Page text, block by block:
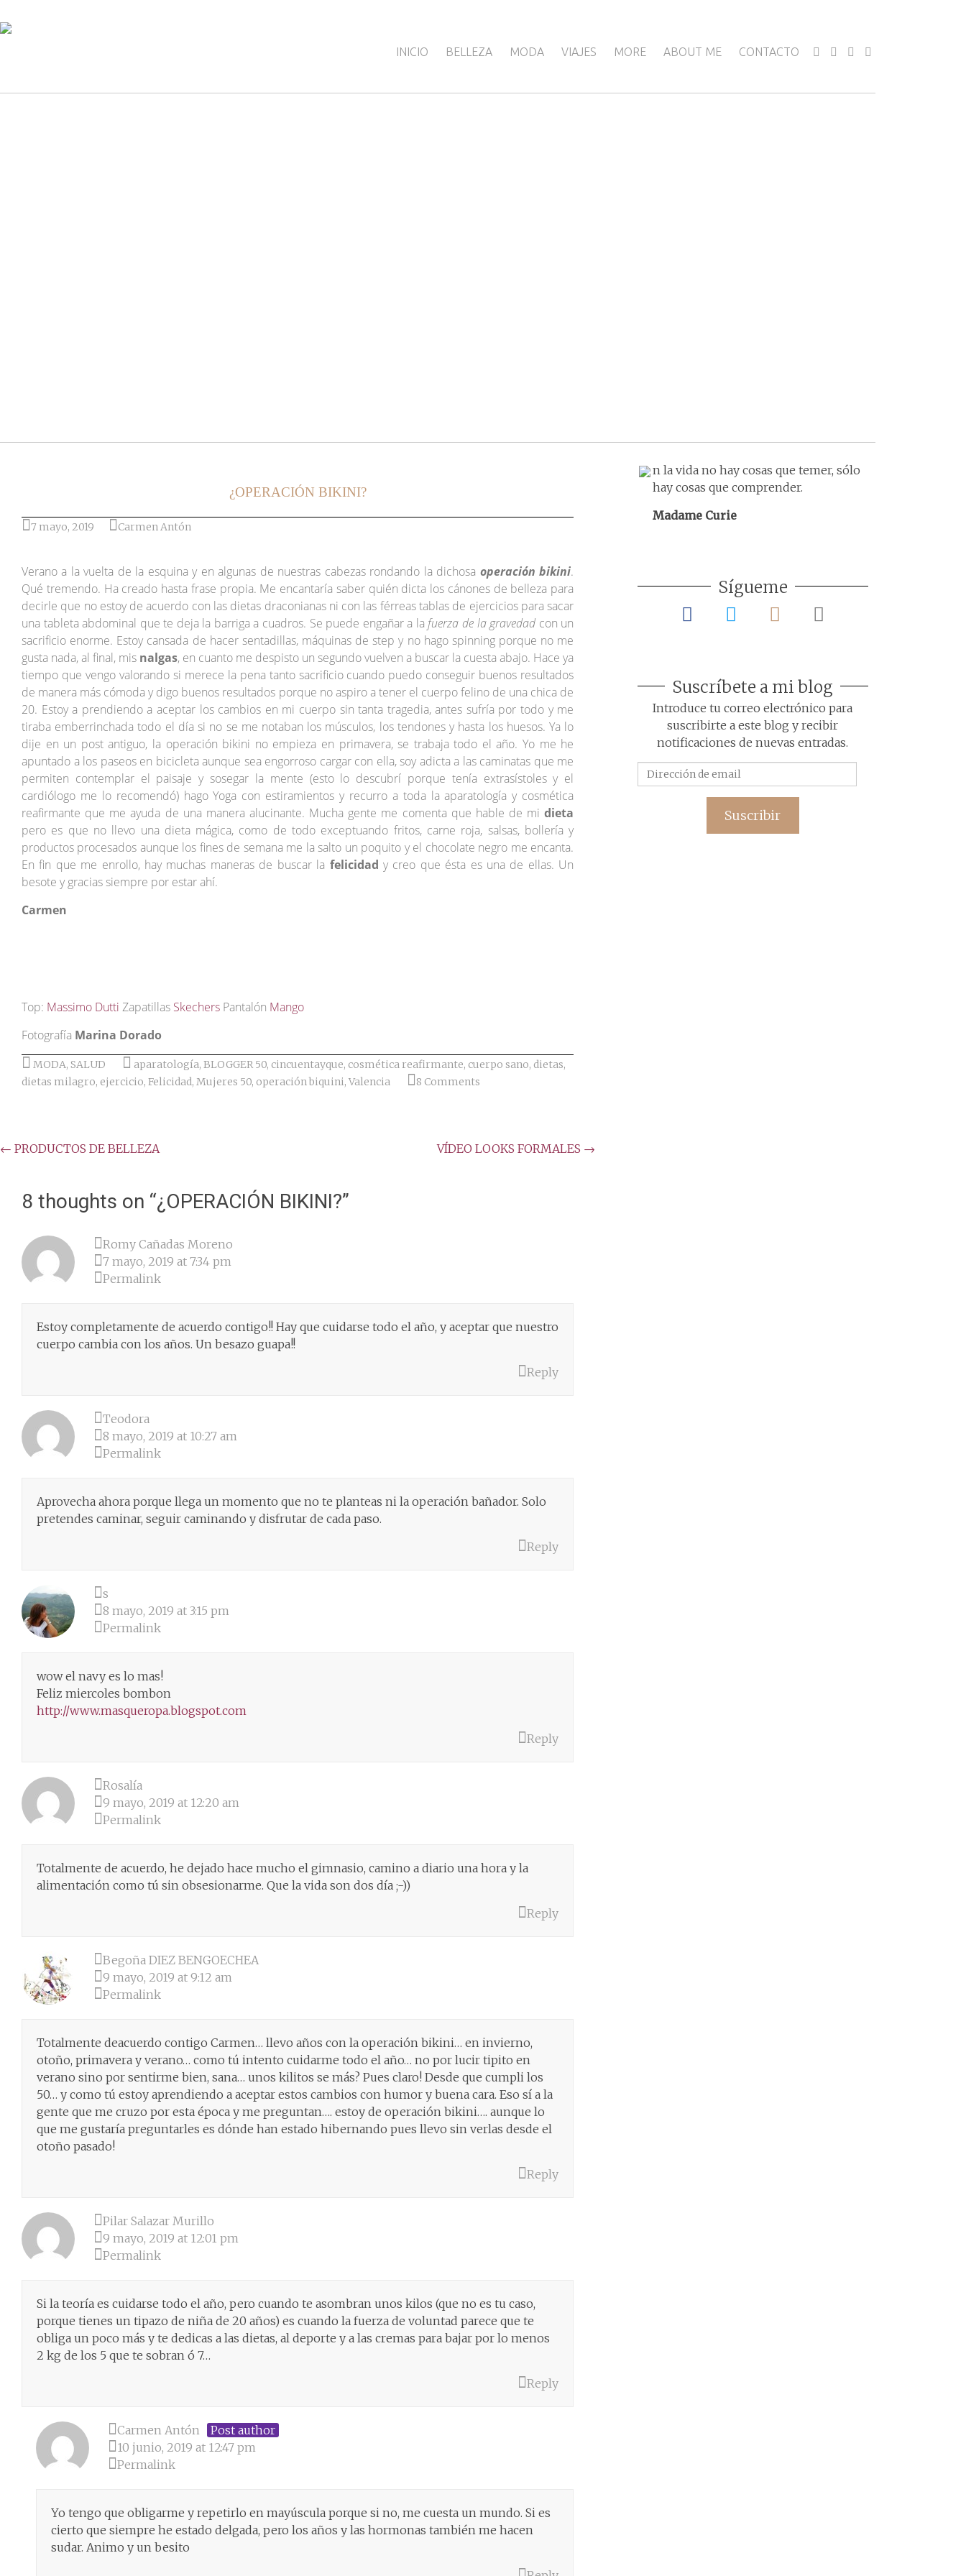
INICIO BELLEZA MODA VIAJES MORE ABOUT ME CONTACTO
¿OPERACIÓN BIKINI?
7 mayo, 2019 Carmen Antón
Verano a la vuelta de la esquina y en algunas de nuestras cabezas rondando la dichosa operación bikini.
Qué tremendo. Ha creado hasta frase propia. Me encantaría saber quién dicta los cánones de belleza para
decirle que no estoy de acuerdo con las dietas draconianas ni con las férreas tablas de ejercicios para sacar
una tableta abdominal que te deja la barriga a cuadros. Se puede engañar a la fuerza de la gravedad con un
sacrificio enorme. Estoy cansada de hacer sentadillas, máquinas de step y no hago spinning porque no me
gusta nada, al final, mis nalgas, en cuanto me despisto un segundo vuelven a buscar la cuesta abajo. Hace ya
tiempo que vengo valorando si merece la pena tanto sacrificio cuando puedo conseguir buenos resultados
de manera más cómoda y digo buenos resultados porque no aspiro a tener el cuerpo felino de una chica de
20. Estoy a prendiendo a aceptar los cambios en mi cuerpo sin tanta tragedia, antes sufría por todo y me
tiraba emberrinchada todo el día si no se me notaban los músculos, los tendones y hasta los huesos. Ya lo
dije en un post antiguo, la operación bikini no empieza en primavera, se trabaja todo el año. Yo me he
apuntado a los paseos en bicicleta aunque sea engorroso cargar con ella, soy adicta a las caminatas que me
permiten contemplar el paisaje y sosegar la mente (esto lo descubrí porque tenía extrasístoles y el
cardiólogo me lo recomendó) hago Yoga con estiramientos y recurro a toda la aparatología y cosmética
reafirmante que me ayuda de una manera alucinante. Mucha gente me comenta que hable de mi dieta
pero es que no llevo una dieta mágica, como de todo exceptuando fritos, carne roja, salsas, bollería y
productos procesados aunque los fines de semana me la salto un poquito y el chocolate negro me encanta.
En fin que me enrollo, hay muchas maneras de buscar la felicidad y creo que ésta es una de ellas. Un
besote y gracias siempre por estar ahí.
Carmen
Top: Massimo Dutti Zapatillas Skechers Pantalón Mango
Fotografía Marina Dorado
MODA, SALUD aparatología, BLOGGER 50, cincuentayque, cosmética reafirmante, cuerpo sano, dietas,
dietas milagro, ejercicio, Felicidad, Mujeres 50, operación biquini, Valencia 8 Comments
Post
← PRODUCTOS DE BELLEZA VÍDEO LOOKS FORMALES →
8 thoughts on “¿OPERACIÓN BIKINI?”
Romy Cañadas Moreno
7 mayo, 2019 at 7:34 pm
Permalink
Estoy completamente de acuerdo contigo!! Hay que cuidarse todo el año, y aceptar que nuestro
cuerpo cambia con los años. Un besazo guapa!!
Reply
Teodora
8 mayo, 2019 at 10:27 am
Permalink
Aprovecha ahora porque llega un momento que no te planteas ni la operación bañador. Solo
pretendes caminar, seguir caminando y disfrutar de cada paso.
Reply
s
8 mayo, 2019 at 3:15 pm
Permalink
wow el navy es lo mas!
Feliz miercoles bombon
http://www.masqueropa.blogspot.com
Reply
Rosalía
9 mayo, 2019 at 12:20 am
Permalink
Totalmente de acuerdo, he dejado hace mucho el gimnasio, camino a diario una hora y la
alimentación como tú sin obsesionarme. Que la vida son dos día ;-))
Reply
Begoña DIEZ BENGOECHEA
9 mayo, 2019 at 9:12 am
Permalink
Totalmente deacuerdo contigo Carmen… llevo años con la operación bikini… en invierno,
otoño, primavera y verano… como tú intento cuidarme todo el año… no por lucir tipito en
verano sino por sentirme bien, sana… unos kilitos se más? Pues claro! Desde que cumpli los
50… y como tú estoy aprendiendo a aceptar estos cambios con humor y buena cara. Eso sí a la
gente que me cruzo por esta época y me preguntan…. estoy de operación bikini…. aunque lo
que me gustaría preguntarles es dónde han estado hibernando pues llevo sin verlas desde el
otoño pasado!
Reply
Pilar Salazar Murillo
9 mayo, 2019 at 12:01 pm
Permalink
Si la teoría es cuidarse todo el año, pero cuando te asombran unos kilos (que no es tu caso,
porque tienes un tipazo de niña de 20 años) es cuando la fuerza de voluntad parece que te
obliga un poco más y te dedicas a las dietas, al deporte y a las cremas para bajar por lo menos
2 kg de los 5 que te sobran ó 7…
Reply
Carmen Antón
Post author
10 junio, 2019 at 12:47 pm
Permalink
Yo tengo que obligarme y repetirlo en mayúscula porque si no, me cuesta un mundo. Si es
cierto que siempre he estado delgada, pero los años y las hormonas también me hacen
sudar. Animo y un besito
n la vida no hay cosas que temer, sólo
hay cosas que comprender.
Madame Curie
Sígueme
Suscríbete a mi blog
Introduce tu correo electrónico para
suscribirte a este blog y recibir
notificaciones de nuevas entradas.
de
Suscribir